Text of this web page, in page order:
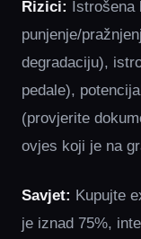
Rizici: Istrošena
punjenje/
degradaciju),
pedale),
(provjerite
ovjes koji je na
Savjet: Kupujte
je iznad 75%,